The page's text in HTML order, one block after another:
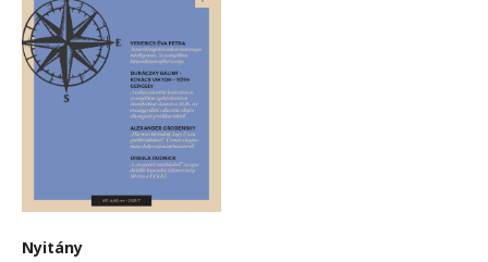
Nyitány